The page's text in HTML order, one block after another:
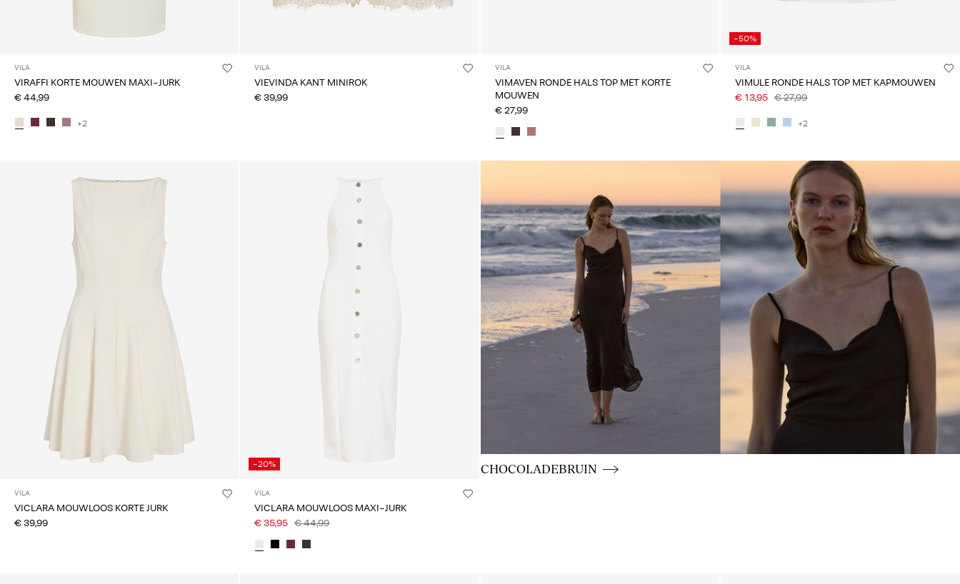
VILA
VIRAFFI KORTE MOUWEN MAXI-JURK
€ 44,99
+2
VILA
VIEVINDA KANT MINIROK
€ 39,99
VILA
VIMAVEN RONDE HALS TOP MET KORTE
MOUWEN
€ 27,99
-50%
VILA
VIMULE RONDE HALS TOP MET KAPMOUWEN
€ 13,95 € 27,99
+2
VILA
VICLARA MOUWLOOS KORTE JURK
€ 39,99
-20%
VILA
VICLARA MOUWLOOS MAXI-JURK
€ 35,95 € 44,99
CE_colours_spot01_IMAGE_linked_spot01_wk20_15-05-26_brown
CHOCOLADEBRUIN
CE_colours_spot01_BUTTON_linked_wk20_15-05-26_brown